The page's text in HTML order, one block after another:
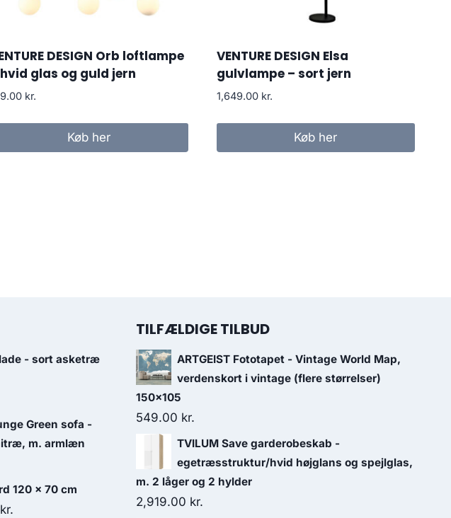
DESIGN Orb loftlampe
glas og guld jern
kr.
Køb her
VENTURE DESIGN Elsa
gulvlampe – sort jern
1,649.00 kr.
Køb her
- sort asketræ
Green sofa -
m. armlæn
120 x 70 cm
kr.
TILFÆLDIGE TILBUD
ARTGEIST Fototapet - Vintage World Map,
verdenskort i vintage (flere størrelser)
150x105
549.00 kr.
TVILUM Save garderobeskab -
egetræsstruktur/hvid højglans og spejlglas,
m. 2 låger og 2 hylder
2,919.00 kr.